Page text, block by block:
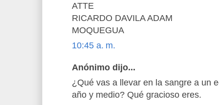
ATTE
RICARDO DAVILA ADAM
MOQUEGUA
10:45 a. m.
Anónimo dijo...
¿Qué vas a llevar en la sangre a un
año y medio? Qué gracioso eres.